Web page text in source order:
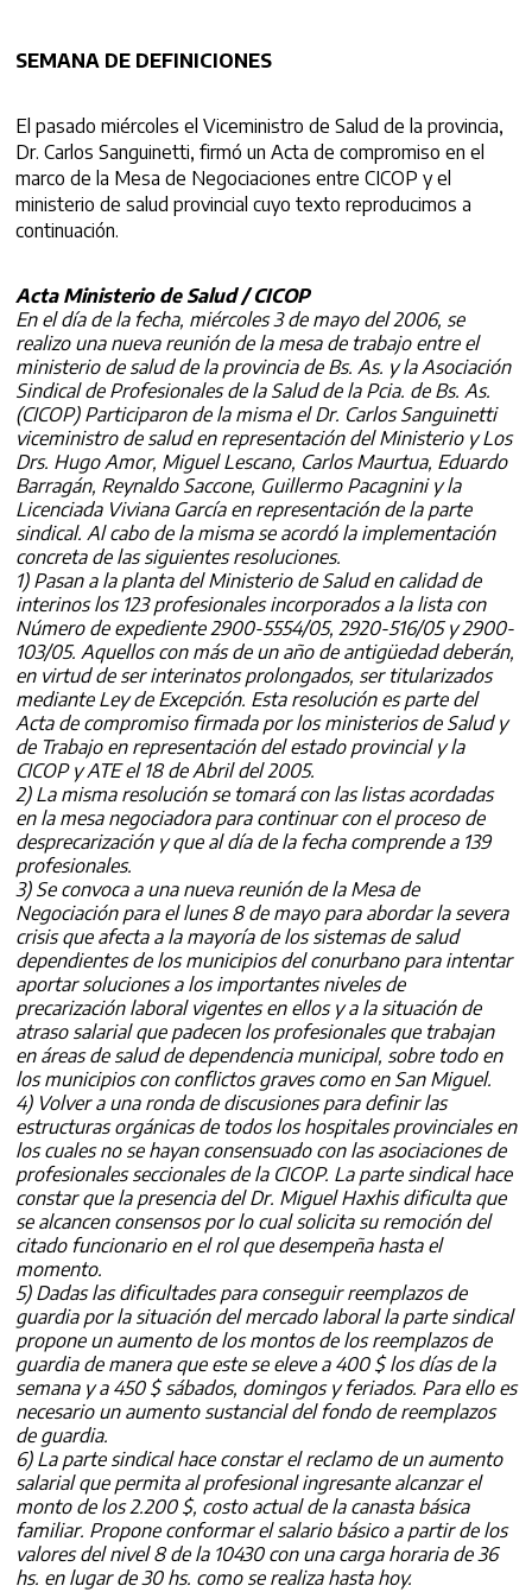
SEMANA DE DEFINICIONES
El pasado miércoles el Viceministro de Salud de la provincia,
Dr. Carlos Sanguinetti, firmó un Acta de compromiso en el
marco de la Mesa de Negociaciones entre CICOP y el
ministerio de salud provincial cuyo texto reproducimos a
continuación.
Acta Ministerio de Salud / CICOP
En el día de la fecha, miércoles 3 de mayo del 2006, se
realizo una nueva reunión de la mesa de trabajo entre el
ministerio de salud de la provincia de Bs. As. y la Asociación
Sindical de Profesionales de la Salud de la Pcia. de Bs. As.
(CICOP) Participaron de la misma el Dr. Carlos Sanguinetti
viceministro de salud en representación del Ministerio y Los
Drs. Hugo Amor, Miguel Lescano, Carlos Maurtua, Eduardo
Barragán, Reynaldo Saccone, Guillermo Pacagnini y la
Licenciada Viviana García en representación de la parte
sindical. Al cabo de la misma se acordó la implementación
concreta de las siguientes resoluciones.
1) Pasan a la planta del Ministerio de Salud en calidad de
interinos los 123 profesionales incorporados a la lista con
Número de expediente 2900-5554/05, 2920-516/05 y 2900-
103/05. Aquellos con más de un año de antigüedad deberán,
en virtud de ser interinatos prolongados, ser titularizados
mediante Ley de Excepción. Esta resolución es parte del
Acta de compromiso firmada por los ministerios de Salud y
de Trabajo en representación del estado provincial y la
CICOP y ATE el 18 de Abril del 2005.
2) La misma resolución se tomará con las listas acordadas
en la mesa negociadora para continuar con el proceso de
desprecarización y que al día de la fecha comprende a 139
profesionales.
3) Se convoca a una nueva reunión de la Mesa de
Negociación para el lunes 8 de mayo para abordar la severa
crisis que afecta a la mayoría de los sistemas de salud
dependientes de los municipios del conurbano para intentar
aportar soluciones a los importantes niveles de
precarización laboral vigentes en ellos y a la situación de
atraso salarial que padecen los profesionales que trabajan
en áreas de salud de dependencia municipal, sobre todo en
los municipios con conflictos graves como en San Miguel.
4) Volver a una ronda de discusiones para definir las
estructuras orgánicas de todos los hospitales provinciales en
los cuales no se hayan consensuado con las asociaciones de
profesionales seccionales de la CICOP. La parte sindical hace
constar que la presencia del Dr. Miguel Haxhis dificulta que
se alcancen consensos por lo cual solicita su remoción del
citado funcionario en el rol que desempeña hasta el
momento.
5) Dadas las dificultades para conseguir reemplazos de
guardia por la situación del mercado laboral la parte sindical
propone un aumento de los montos de los reemplazos de
guardia de manera que este se eleve a 400 $ los días de la
semana y a 450 $ sábados, domingos y feriados. Para ello es
necesario un aumento sustancial del fondo de reemplazos
de guardia.
6) La parte sindical hace constar el reclamo de un aumento
salarial que permita al profesional ingresante alcanzar el
monto de los 2.200 $, costo actual de la canasta básica
familiar. Propone conformar el salario básico a partir de los
valores del nivel 8 de la 10430 con una carga horaria de 36
hs. en lugar de 30 hs. como se realiza hasta hoy.